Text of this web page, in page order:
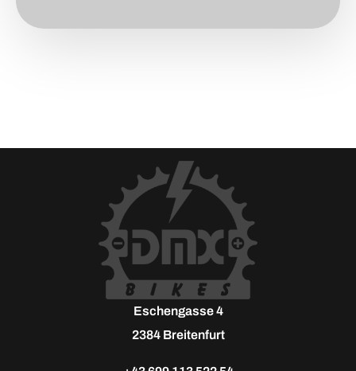
Eschengasse 4
2384 Breitenfurt